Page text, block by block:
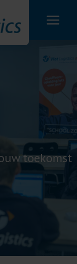
toekomst